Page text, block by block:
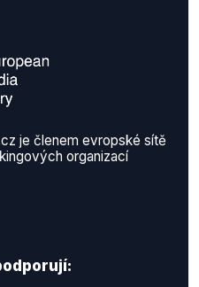
je členem evropské sítě
organizací